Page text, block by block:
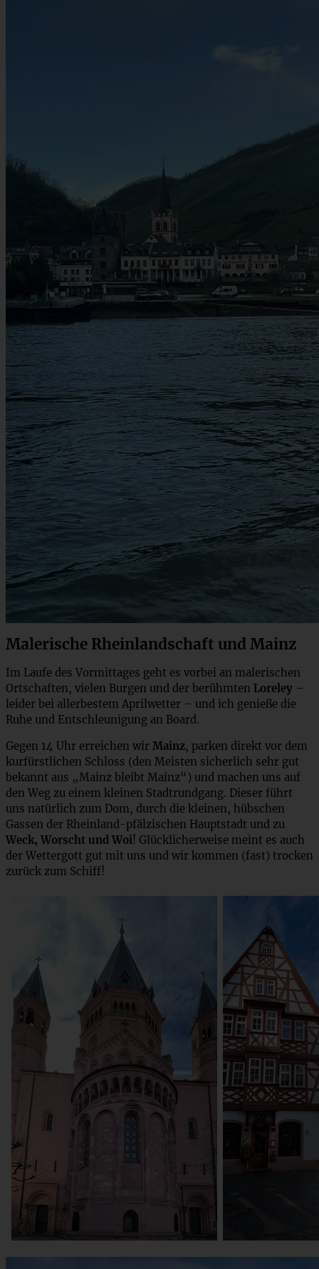
Malerische Rheinlandschaft und Mainz
Im Laufe des Vormittages geht es vorbei an malerischen
Ortschaften, vielen Burgen und der berühmten Loreley –
leider bei allerbestem Aprilwetter – und ich genieße die
Ruhe und Entschleunigung an Board.
Gegen 14 Uhr erreichen wir Mainz, parken direkt vor dem
kurfürstlichen Schloss (den Meisten sicherlich sehr gut
bekannt aus „Mainz bleibt Mainz“) und machen uns auf
den Weg zu einem kleinen Stadtrundgang. Dieser führt
uns natürlich zum Dom, durch die kleinen, hübschen
Gassen der Rheinland-pfälzischen Hauptstadt und zu
Weck, Worscht und Woi! Glücklicherweise meint es auch
der Wettergott gut mit uns und wir kommen (fast) trocken
zurück zum Schiff!